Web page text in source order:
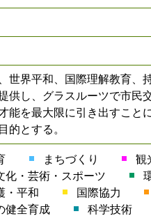
世界平和、国際理解教育、
供し、グラスルーツで市民
能を最大限に引き出すこと
的とする。
まちづくり
観
化・芸術・スポーツ
・平和
国際協力
健全育成
科学技術